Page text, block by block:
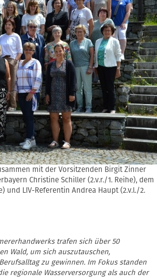
mit der Vorsitzenden Birgit Zinner
Christine Schiller (2.v.r./1. Reihe), dem
und LIV-Referentin Andrea Haupt (2.v.l./2.
trafen sich über 50
Wald, um sich auszutauschen,
zu gewinnen. Im Fokus standen
regionale Wasserversorgung als auch der